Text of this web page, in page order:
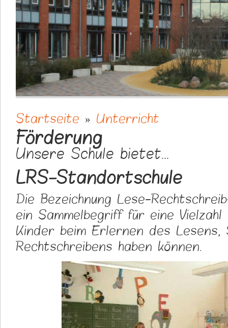
Sie sind hier
Startseite » Unterricht
Förderung
Unsere Schule bietet...
LRS-Standortschule
Die Bezeichnung Lese-
ein Sammelbegriff für eine
Kinder beim Erlernen des Lesens,
Rechtschreibens haben können.